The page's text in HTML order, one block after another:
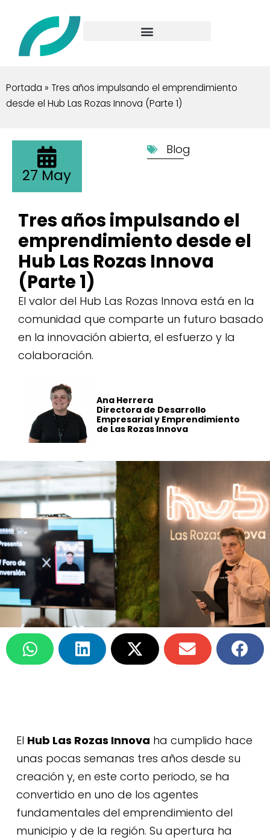
Portada » Tres años impulsando el emprendimiento
desde el Hub Las Rozas Innova (Parte 1)
27 May
Blog
Tres años impulsando el
emprendimiento desde el
Hub Las Rozas Innova
(Parte 1)
El valor del Hub Las Rozas Innova está en la
comunidad que comparte un futuro basado
en la innovación abierta, el esfuerzo y la
colaboración.
Ana Herrera
Directora de Desarrollo
Empresarial y Emprendimiento
de Las Rozas Innova
El Hub Las Rozas Innova ha cumplido hace
unas pocas semanas tres años desde su
creación y, en este corto periodo, se ha
convertido en uno de los agentes
fundamentales del emprendimiento del
municipio y de la región. Su apertura ha